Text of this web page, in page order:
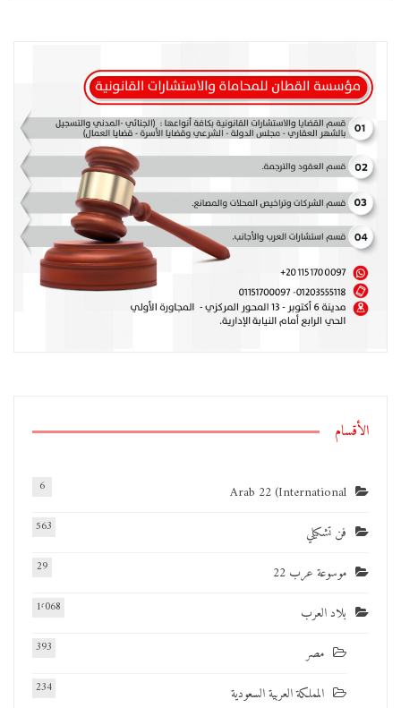
الأقسام
Arab 22 (International
6
فن تشكيلي 563
موسوعة عرب 22 29
بلاد العرب 1٬068
مصر 393
المملكة العربية السعودية 234